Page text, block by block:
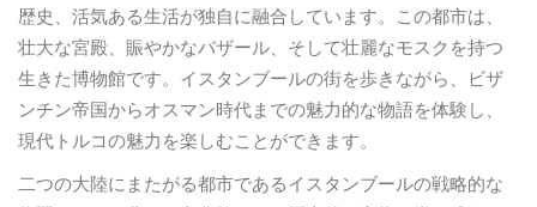
歴史、活気ある生活が独自に融合しています。この都市は、
壮大な宮殿、賑やかなバザール、そして壮麗なモスクを持つ
生きた博物館です。イスタンブールの街を歩きながら、ビザ
ンチン帝国からオスマン時代までの魅力的な物語を体験し、
現代トルコの魅力を楽しむことができます。
二つの大陸にまたがる都市であるイスタンブールの戦略的な